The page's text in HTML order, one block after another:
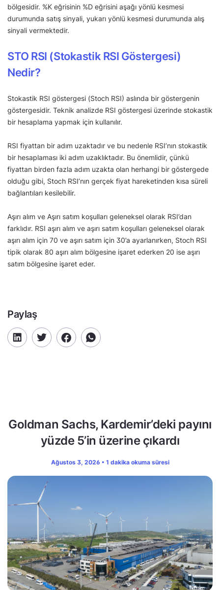
bölgesidir. %K eğrisinin %D eğrisini aşağı yönlü kesmesi
durumunda satış sinyali, yukarı yönlü kesmesi durumunda alış
sinyali vermektedir.
STO RSI (Stokastik RSI Göstergesi)
Nedir?
Stokastik RSI göstergesi (Stoch RSI) aslında bir göstergenin
göstergesidir. Teknik analizde RSI göstergesi üzerinde stokastik
bir hesaplama yapmak için kullanılır.
RSI fiyattan bir adım uzaktadır ve bu nedenle RSI’nın stokastik
bir hesaplaması iki adım uzaklıktadır. Bu önemlidir, çünkü
fiyattan birden fazla adım uzakta olan herhangi bir göstergede
olduğu gibi, Stoch RSI’nın gerçek fiyat hareketinden kısa süreli
bağlantıları kesilebilir.
Aşırı alım ve Aşırı satım koşulları geleneksel olarak RSI’dan
farklıdır. RSI aşırı alım ve aşırı satım koşulları geleneksel olarak
aşırı alım için 70 ve aşırı satım için 30’a ayarlanırken, Stoch RSI
tipik olarak 80 aşırı alım bölgesine işaret ederken 20 ise aşırı
satım bölgesine işaret eder.
Paylaş
Goldman Sachs, Kardemir’deki payını
yüzde 5’in üzerine çıkardı
Ağustos 3, 2026 • 1 dakika okuma süresi